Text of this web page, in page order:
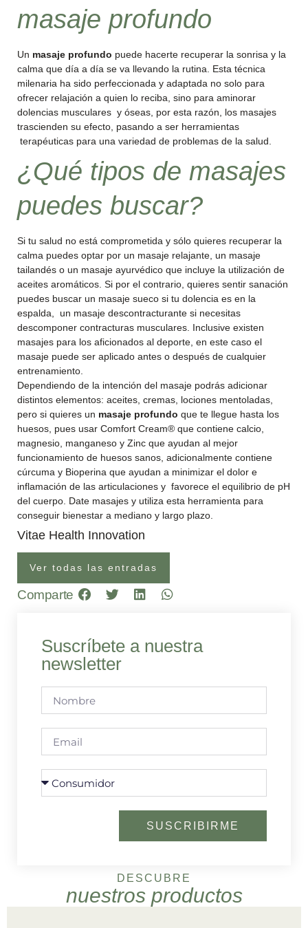
masaje profundo
Un masaje profundo puede hacerte recuperar la sonrisa y la
calma que día a día se va llevando la rutina. Esta técnica
milenaria ha sido perfeccionada y adaptada no solo para
ofrecer relajación a quien lo reciba, sino para aminorar
dolencias musculares y óseas, por esta razón, los masajes
trascienden su efecto, pasando a ser herramientas
terapéuticas para una variedad de problemas de la salud.
¿Qué tipos de masajes
puedes buscar?
Si tu salud no está comprometida y sólo quieres recuperar la
calma puedes optar por un masaje relajante, un masaje
tailandés o un masaje ayurvédico que incluye la utilización de
aceites aromáticos. Si por el contrario, quieres sentir sanación
puedes buscar un masaje sueco si tu dolencia es en la
espalda, un masaje descontracturante si necesitas
descomponer contracturas musculares. Inclusive existen
masajes para los aficionados al deporte, en este caso el
masaje puede ser aplicado antes o después de cualquier
entrenamiento.
Dependiendo de la intención del masaje podrás adicionar
distintos elementos: aceites, cremas, lociones mentoladas,
pero si quieres un masaje profundo que te llegue hasta los
huesos, pues usar Comfort Cream® que contiene calcio,
magnesio, manganeso y Zinc que ayudan al mejor
funcionamiento de huesos sanos, adicionalmente contiene
cúrcuma y Bioperina que ayudan a minimizar el dolor e
inflamación de las articulaciones y favorece el equilibrio de pH
del cuerpo. Date masajes y utiliza esta herramienta para
conseguir bienestar a mediano y largo plazo.
Vitae Health Innovation
Ver todas las entradas
Comparte
Suscríbete a nuestra
newsletter
SUSCRIBIRME
DESCUBRE
nuestros productos